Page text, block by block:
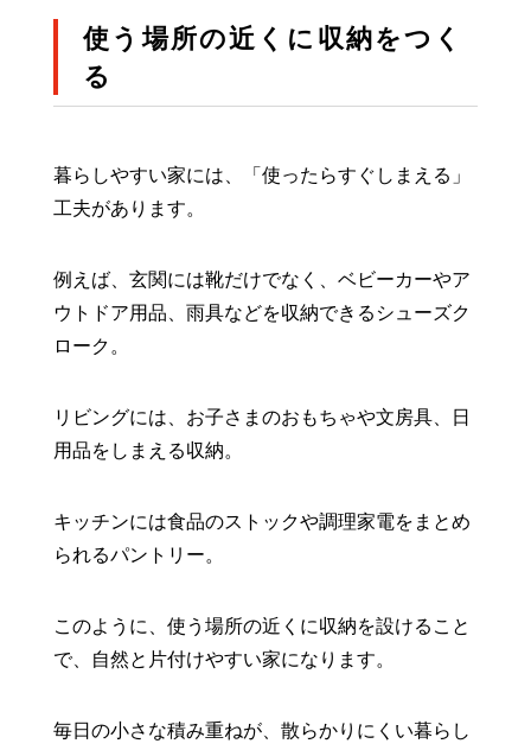
使う場所の近くに収納をつく
る
暮らしやすい家には、「使ったらすぐしまえる」
工夫があります。
例えば、玄関には靴だけでなく、ベビーカーやア
ウトドア用品、雨具などを収納できるシューズク
ローク。
リビングには、お子さまのおもちゃや文房具、日
用品をしまえる収納。
キッチンには食品のストックや調理家電をまとめ
られるパントリー。
このように、使う場所の近くに収納を設けること
で、自然と片付けやすい家になります。
毎日の小さな積み重ねが、散らかりにくい暮らし